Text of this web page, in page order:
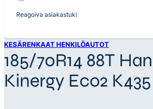
Reagoiva asiakastuki
KESÄRENKAAT HENKILÖAUTOT
185/70R14 88T
Kinergy Eco2 K435